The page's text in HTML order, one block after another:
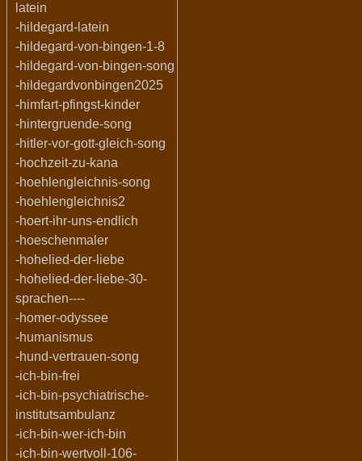
latein
-hildegard-latein
-hildegard-von-bingen-1-8
-hildegard-von-bingen-song
-hildegardvonbingen2025
-himfart-pfingst-kinder
-hintergruende-song
-hitler-vor-gott-gleich-song
-hochzeit-zu-kana
-hoehlengleichnis-song
-hoehlengleichnis2
-hoert-ihr-uns-endlich
-hoeschenmaler
-hohelied-der-liebe
-hohelied-der-liebe-30-
sprachen----
-homer-odyssee
-humanismus
-hund-vertrauen-song
-ich-bin-frei
-ich-bin-psychiatrische-
institutsambulanz
-ich-bin-wer-ich-bin
-ich-bin-wertvoll-106-